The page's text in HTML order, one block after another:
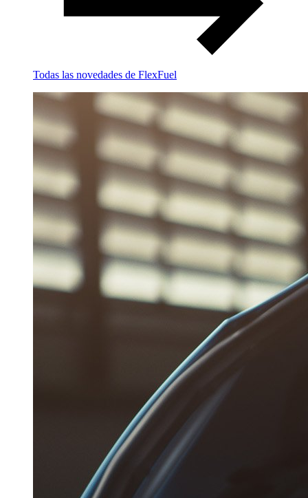
Todas las novedades de FlexFuel